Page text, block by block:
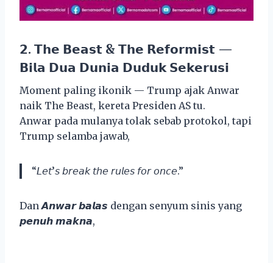
𝟮. 𝗧𝗵𝗲 𝗕𝗲𝗮𝘀𝘁 & 𝗧𝗵𝗲 𝗥𝗲𝗳𝗼𝗿𝗺𝗶𝘀𝘁 —
𝗕𝗶𝗹𝗮 𝗗𝘂𝗮 𝗗𝘂𝗻𝗶𝗮 𝗗𝘂𝗱𝘂𝗸 𝗦𝗲𝗸𝗲𝗿𝘂𝘀𝗶
Moment paling ikonik — Trump ajak Anwar
naik The Beast, kereta Presiden AS tu.
Anwar pada mulanya tolak sebab protokol, tapi
Trump selamba jawab,
“𝘓𝘦𝘵’𝘴 𝘣𝘳𝘦𝘢𝘬 𝘵𝘩𝘦 𝘳𝘶𝘭𝘦𝘴 𝘧𝘰𝘳 𝘰𝘯𝘤𝘦.”
Dan 𝘼𝙣𝙬𝙖𝙧 𝙗𝙖𝙡𝙖𝙨 dengan senyum sinis yang
𝙥𝙚𝙣𝙪𝙝 𝙢𝙖𝙠𝙣𝙖,